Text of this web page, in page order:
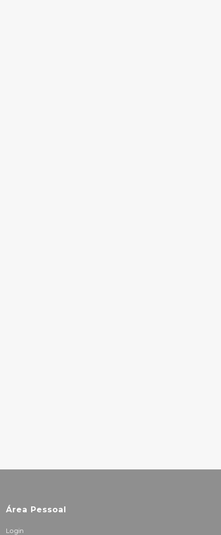
Área Pessoal
Login